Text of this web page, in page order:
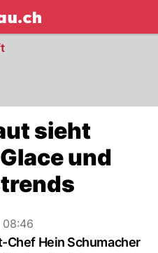
NAU.ch
sieht
und
Chef Hein Schumacher